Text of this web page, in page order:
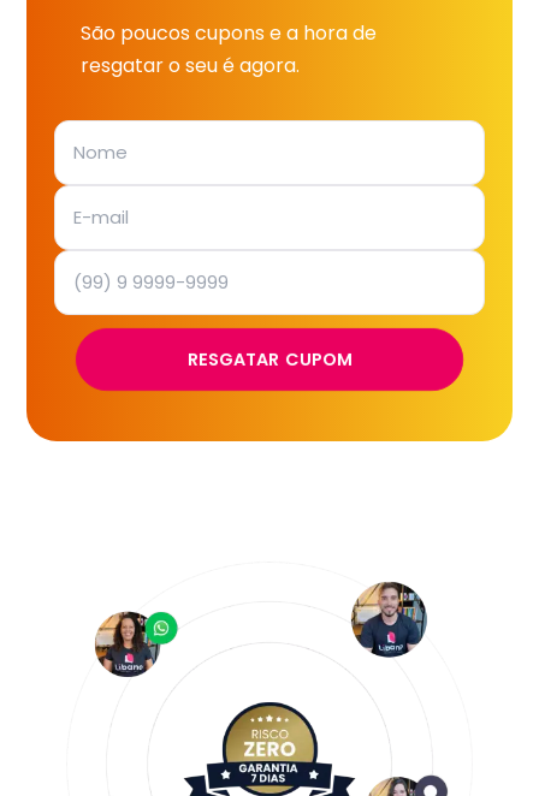
São poucos cupons e a hora de
resgatar o seu é agora.
RESGATAR CUPOM